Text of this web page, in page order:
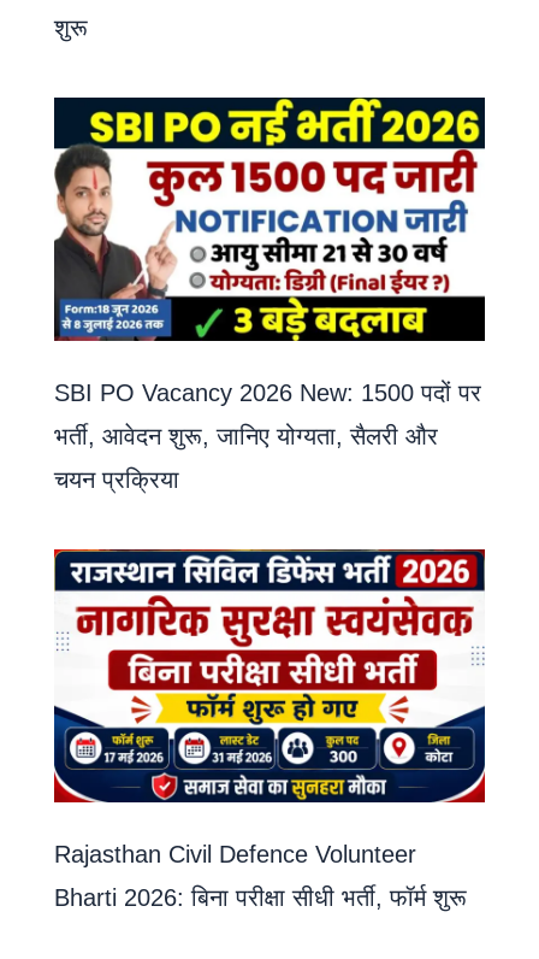
शुरू
SBI PO Vacancy 2026 New: 1500 पदों पर
भर्ती, आवेदन शुरू, जानिए योग्यता, सैलरी और
चयन प्रक्रिया
Rajasthan Civil Defence Volunteer
Bharti 2026: बिना परीक्षा सीधी भर्ती, फॉर्म शुरू